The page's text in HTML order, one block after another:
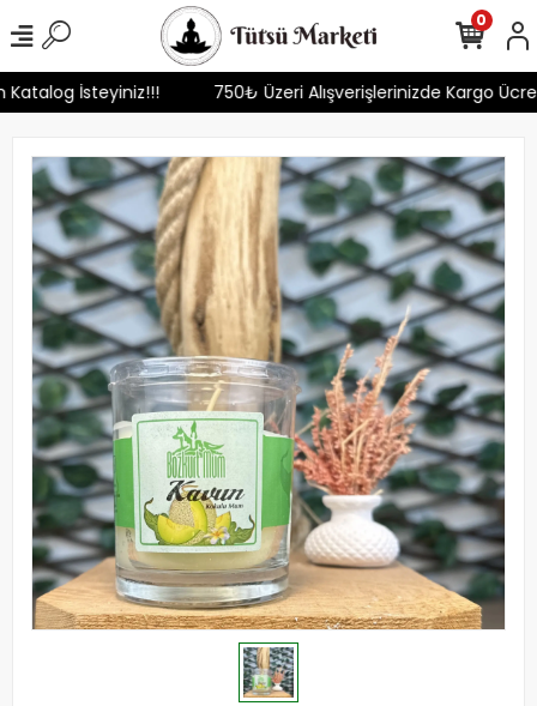
Katalog İsteyiniz!!! 750₺ Üzeri Alışverişlerinizde Kargo
0